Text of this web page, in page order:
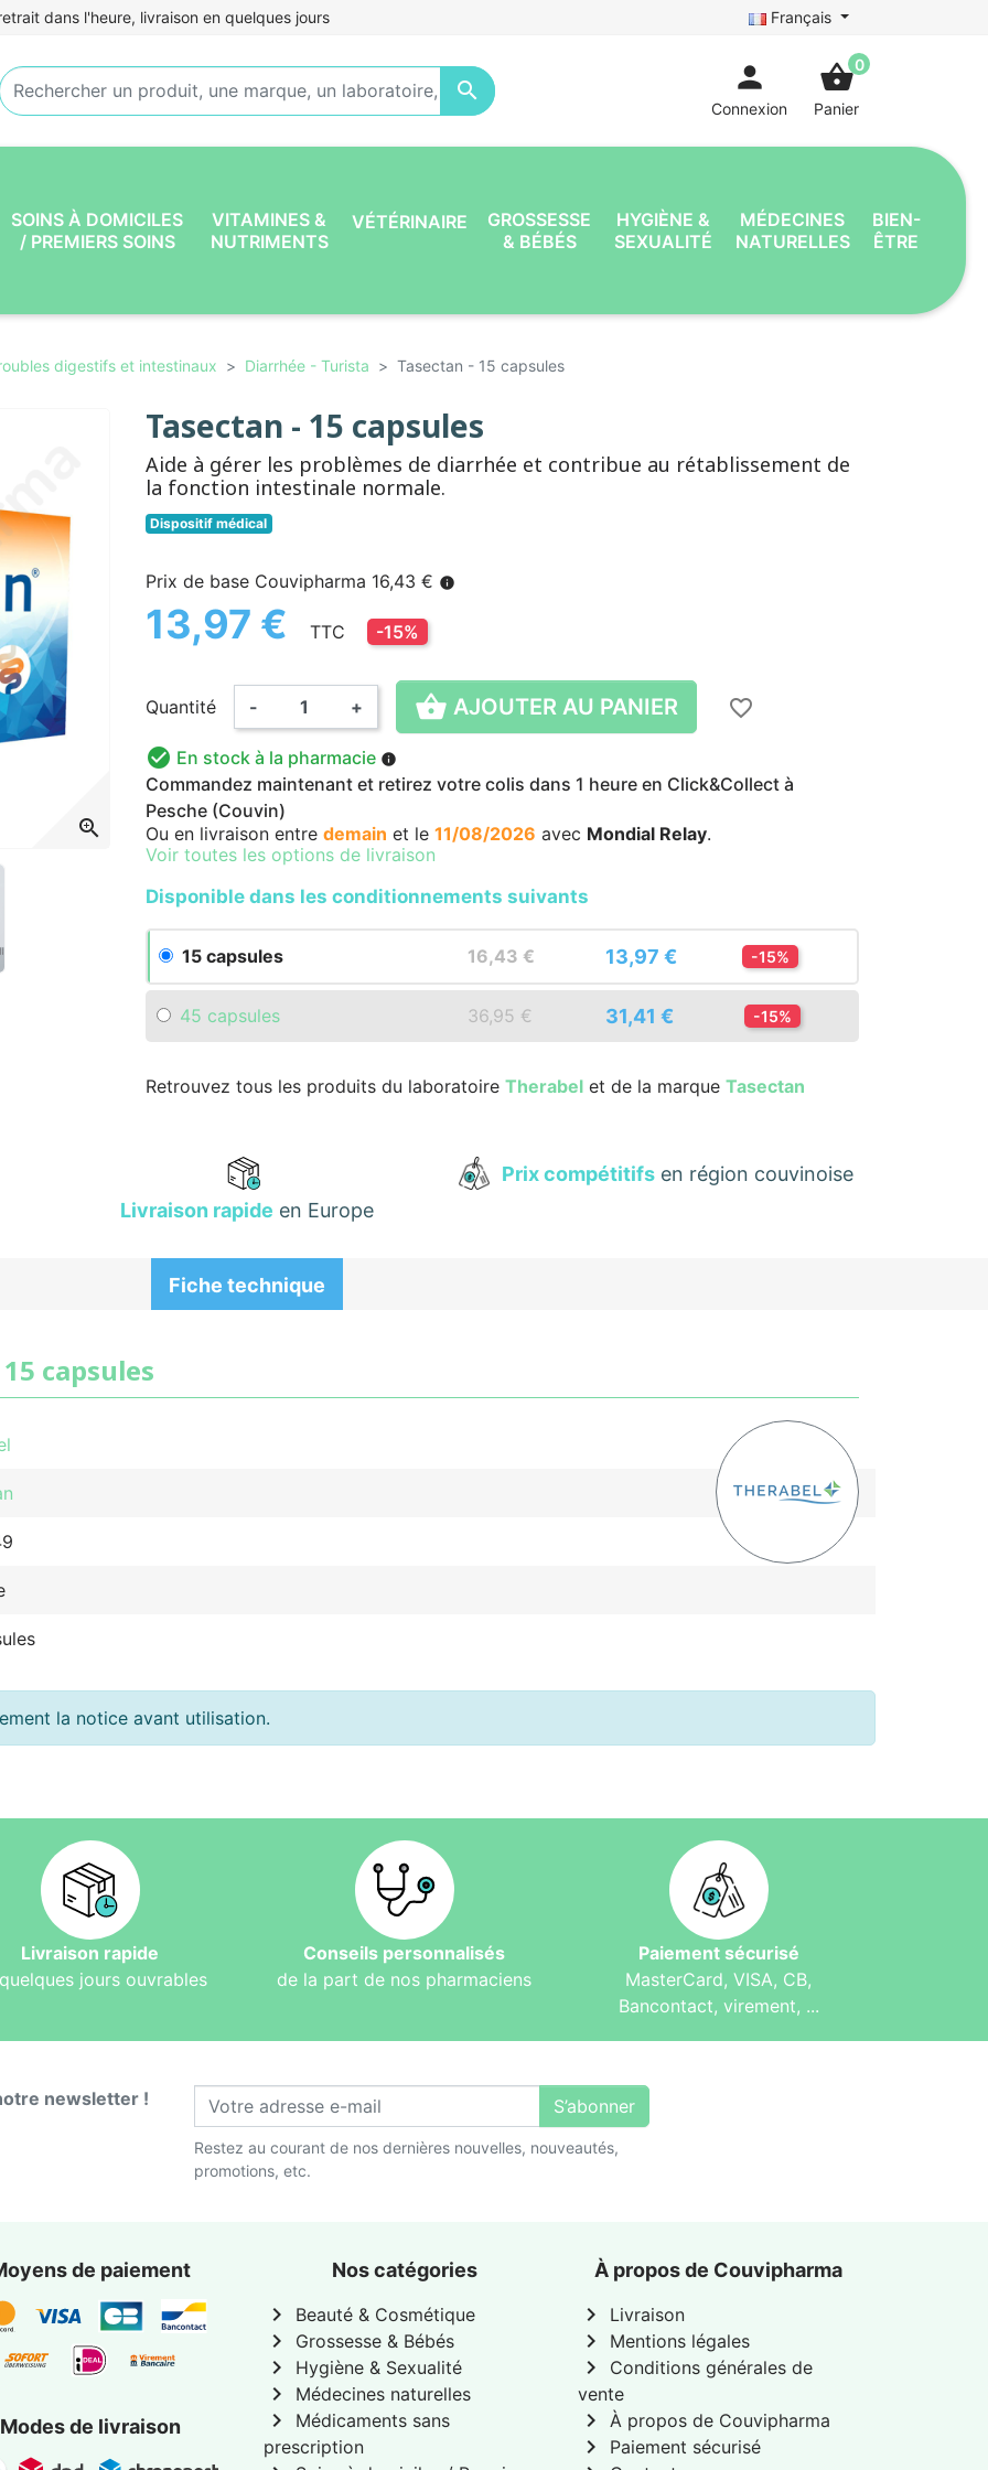
dans l'heure, livraison en quelques jours Français
 person
Connexion
shopping_basket0
Panier
SOINS À DOMICILES
/ PREMIERS SOINS
VITAMINES &
NUTRIMENTS
VÉTÉRINAIRE
GROSSESSE
& BÉBÉS
HYGIÈNE &
SEXUALITÉ
MÉDECINES
NATURELLES
BIEN-
ÊTRE
digestifs et intestinaux Diarrhée - Turista Tasectan - 15 capsules
zoom_in zoom_in
Tasectan - 15 capsules
Aide à gérer les problèmes de diarrhée et contribue au rétablissement de
la fonction intestinale normale.
Dispositif médical
Prix de base Couvipharma 16,43 € info
13,97 € TTC -15%
Quantité - +  AJOUTER AU PANIER
favorite_border
 En stock à la pharmacie info
Commandez maintenant et retirez votre colis dans 1 heure en Click&Collect à
Pesche (Couvin)
Ou en livraison entre demain et le 11/08/2026 avec Mondial Relay.
Voir toutes les options de livraison
Disponible dans les conditionnements suivants
15 capsules 16,43 € 13,97 € -15%
45 capsules 36,95 € 31,41 € -15%
Retrouvez tous les produits du laboratoire Therabelet de la marque Tasectan
Livraison rapide en Europe
Prix compétitifsen région couvinoise
Fiche technique
capsules
la notice avant utilisation.
Livraison rapide
jours ouvrables
Conseils personnalisés
de la part de nos pharmaciens
Paiement sécurisé
MasterCard, VISA, CB,
Bancontact, virement, ...
newsletter ! S’abonner
Restez au courant de nos dernières nouvelles, nouveautés,
promotions, etc.
de paiement
Modes de livraison
Nos catégories
chevron_right Beauté & Cosmétique
chevron_right Grossesse & Bébés
chevron_right Hygiène & Sexualité
chevron_right Médecines naturelles
chevron_right
Médicaments sans
prescription
À propos de Couvipharma
chevron_right Livraison
chevron_right Mentions légales
chevron_right
Conditions générales de
vente
chevron_right À propos de Couvipharma
chevron_right Paiement sécurisé